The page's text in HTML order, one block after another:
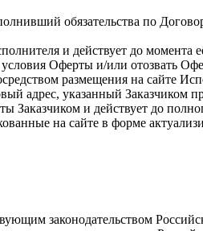
обязательства по
и действует до момента
условия Оферты и/или отозвать
размещения на сайте
адрес, указанный Заказчиком
Заказчиком и действует до
на сайте в форме
законодательством